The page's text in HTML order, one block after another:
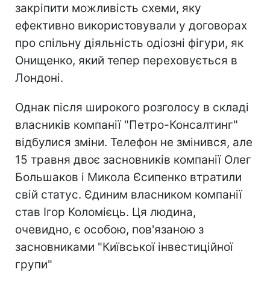
закріпити можливість схеми, яку
ефективно використовували у договорах
про спільну діяльність одіозні фігури, як
Онищенко, який тепер переховується в
Лондоні.
Однак після широкого розголосу в складі
власників компанії "Петро-Консалтинг"
відбулися зміни. Телефон не змінився, але
15 травня двоє засновників компанії Олег
Большаков і Микола Єсипенко втратили
свій статус. Єдиним власником компанії
став Ігор Коломієць. Ця людина,
очевидно, є особою, пов'язаною з
засновниками "Київської інвестиційної
групи"